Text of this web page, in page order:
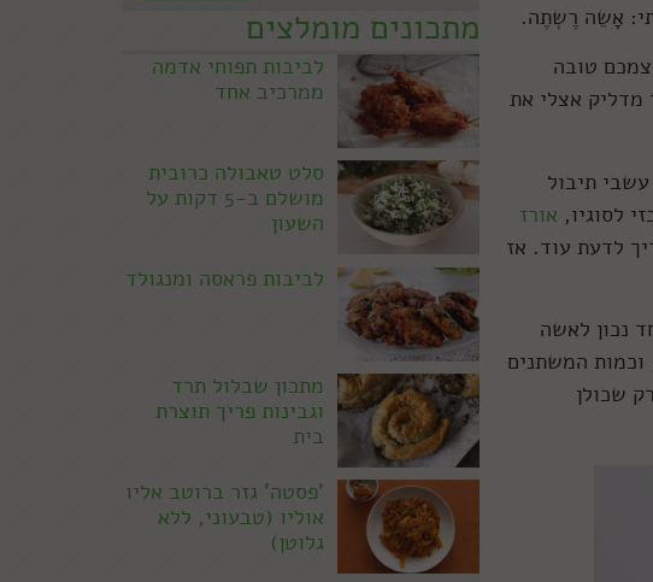
מתכונים מומלצים
לביבות תפוחי אדמה
ממרכיב אחד
סלט טאבולה כרובית
מושלם ב-5 דקות על
השעון
לביבות פראסה ומנגולד
מתכון שבלול תרד
וגבינות פריך תוצרת
בית
'פסטה' גזר ברוטב אליו
אוליו (טבעוני, ללא
גלוטן)
אָשֵה רֶשְתֶה.
טובה
מדליק אצלי את
תיבול
לסוגיו, אורז
לדעת עוד. אז
נכון לאשה
וכמות המשתנים
שכולן